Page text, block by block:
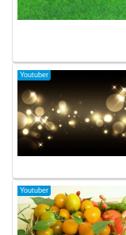
Youtuber
Youtuber